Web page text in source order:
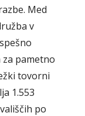
Med
v
pametno
tovorni
1.553
po